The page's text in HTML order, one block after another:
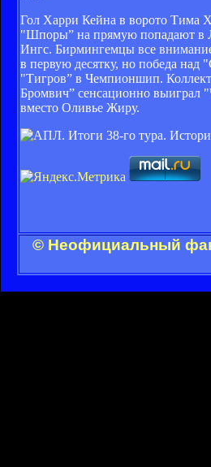
Гол Харри Кейна в ворото Тима
"Шпоры” на прямую попадают в
Ингс. Бирмингемцы все
в первую десятку, но победа
"Тигров” в Чемпионшип.
Бромвич” сенсационно выиграл
вместо Оливье Жиру.
© Неофициальный